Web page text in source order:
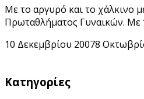
Με το αργυρό και το χάλκινο
Πρωταθλήματος Γυναικών. Με
10 Δεκεμβρίου 20078
Kατηγορίες